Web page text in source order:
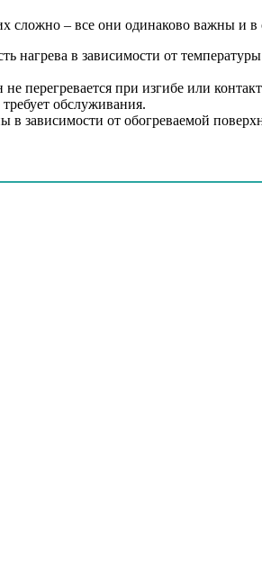
– все они одинаково важны и
нагрева в зависимости от
перегревается при изгибе или
обслуживания.
зависимости от обогреваемой